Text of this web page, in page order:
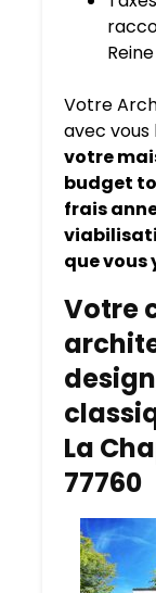
Reine
Votre
avec vous
votre
budget
frais
que vous
Votre
La
77760